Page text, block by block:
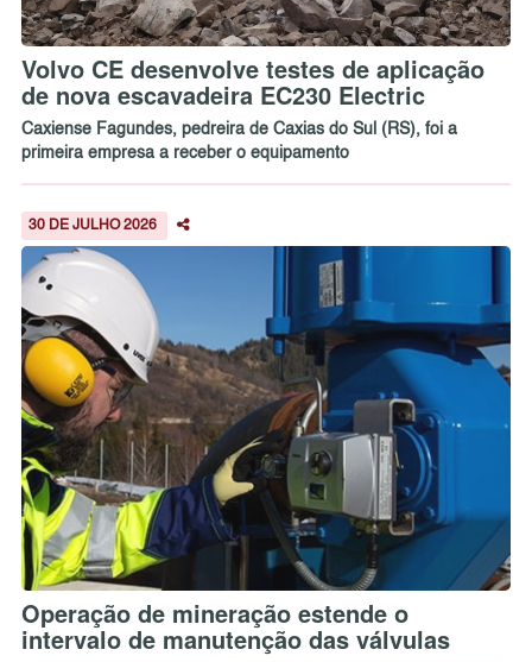
Volvo CE desenvolve testes de aplicação
de nova escavadeira EC230 Electric
Caxiense Fagundes, pedreira de Caxias do Sul (RS), foi a
primeira empresa a receber o equipamento
30 DE JULHO 2026
Operação de mineração estende o
intervalo de manutenção das válvulas